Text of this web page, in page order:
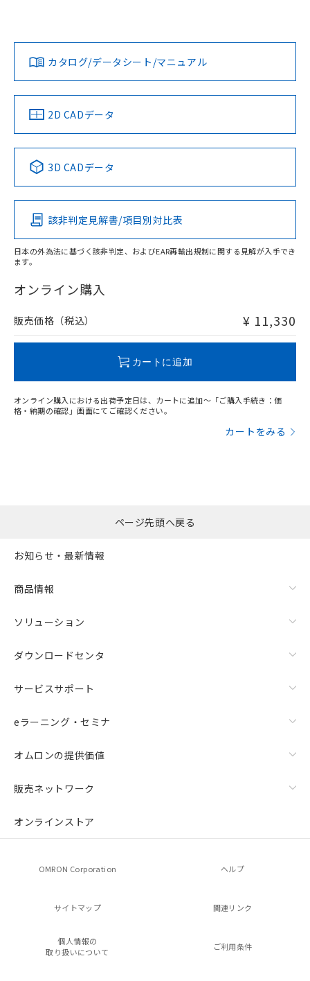
以上、n: 54mm以上
検出領域
漏れ電流特性
ダウンロードデータをご利用いただく前に、以下を必ずお読
みください。
ソフトウェアの使用条件
対応済み
中国 RoHS 注意事項・凡例
Pb Hg Cd Cr(VI)
O
在庫等で未対応品が混在する可能性があります。
問い合わせください。
LR型式承認
（イギリス
船舶規格）
DNV型式承認
（ノルウェー
BV型式承認
（フランス
KR型式
（韓国
No No No No
この製品の規格認証/適合状況ページへ
その他の認証はこちらのページからご検索ください
カタログ/データシート/マニュアル
2D CADデータ
3D CADデータ
該非判定見解書/項目別対比表
日本の外為法に基づく該非判定、およびEAR再輸出規制に関する見解が入手でき
ます。
オンライン購入
販売価格（税込） ¥ 11,330
カートに追加
オンライン購入における出荷予定日は、カートに追加～「ご購入手続き：価
格・納期の確認」画面にてご確認ください。
カートをみる
ページ先頭へ戻る
お知らせ・最新情報
商品情報
ソリューション
ダウンロードセンタ
サービスサポート
eラーニング・セミナ
オムロンの提供価値
販売ネットワーク
オンラインストア
OMRON Corporation ヘルプ
サイトマップ 関連リンク
個人情報の
取り扱いについて
ご利用条件